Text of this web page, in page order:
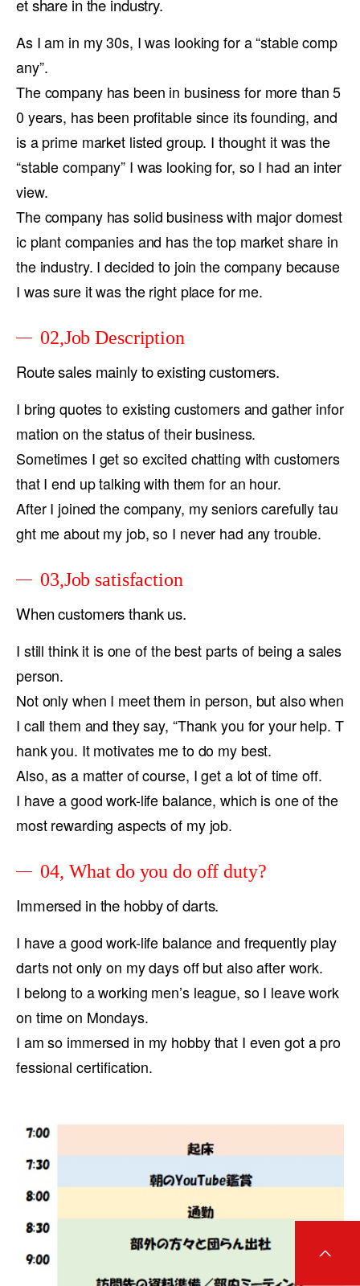
et share in the industry.
As I am in my 30s, I was looking for a “stable comp
any”.
The company has been in business for more than 5
0 years, has been profitable since its founding, and
is a prime market listed group. I thought it was the
“stable company” I was looking for, so I had an inter
view.
The company has solid business with major domest
ic plant companies and has the top market share in
the industry. I decided to join the company because
I was sure it was the right place for me.
02,Job Description
Route sales mainly to existing customers.
I bring quotes to existing customers and gather infor
mation on the status of their business.
Sometimes I get so excited chatting with customers
that I end up talking with them for an hour.
After I joined the company, my seniors carefully tau
ght me about my job, so I never had any trouble.
03,Job satisfaction
When customers thank us.
I still think it is one of the best parts of being a sales
person.
Not only when I meet them in person, but also when
I call them and they say, “Thank you for your help. T
hank you. It motivates me to do my best.
Also, as a matter of course, I get a lot of time off.
I have a good work-life balance, which is one of the
most rewarding aspects of my job.
04, What do you do off duty?
Immersed in the hobby of darts.
I have a good work-life balance and frequently play
darts not only on my days off but also after work.
I belong to a working men’s league, so I leave work
on time on Mondays.
I am so immersed in my hobby that I even got a pro
fessional certification.